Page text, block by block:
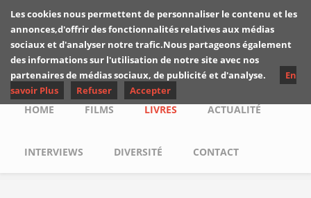
Skip to main content
Les critiques de
Yuyine
Main menu
HOME FILMS LIVRES ACTUALITÉ
INTERVIEWS DIVERSITÉ CONTACT
Les cookies nous permettent de personnaliser le contenu et les
annonces,d'offrir des fonctionnalités relatives aux médias
sociaux et d'analyser notre trafic.Nous partageons également
des informations sur l'utilisation de notre site avec nos
partenaires de médias sociaux, de publicité et d'analyse.
En
savoir Plus
Refuser Accepter